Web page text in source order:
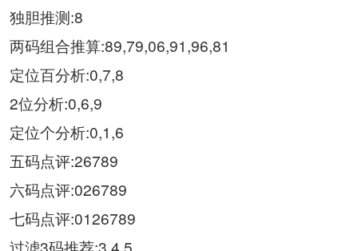
独胆推测:8
两码组合推算:89,79,06,91,96,81
定位百分析:0,7,8
2位分析:0,6,9
定位个分析:0,1,6
五码点评:26789
六码点评:026789
七码点评:0126789